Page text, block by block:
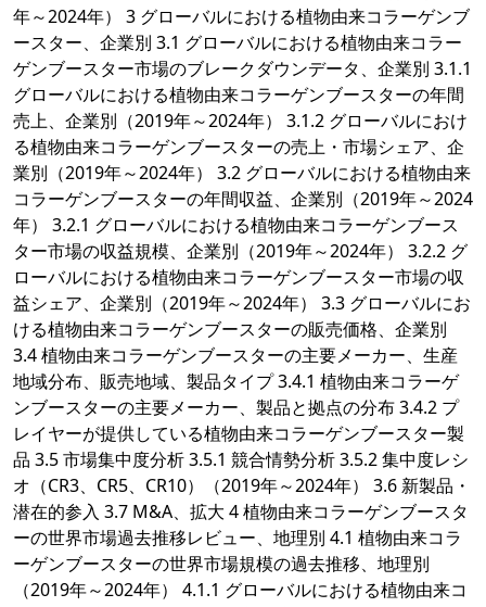
年～2024年） 3 グローバルにおける植物由来コラーゲンブ
ースター、企業別 3.1 グローバルにおける植物由来コラー
ゲンブースター市場のブレークダウンデータ、企業別 3.1.1
グローバルにおける植物由来コラーゲンブースターの年間
売上、企業別（2019年～2024年） 3.1.2 グローバルにおけ
る植物由来コラーゲンブースターの売上・市場シェア、企
業別（2019年～2024年） 3.2 グローバルにおける植物由来
コラーゲンブースターの年間収益、企業別（2019年～2024
年） 3.2.1 グローバルにおける植物由来コラーゲンブース
ター市場の収益規模、企業別（2019年～2024年） 3.2.2 グ
ローバルにおける植物由来コラーゲンブースター市場の収
益シェア、企業別（2019年～2024年） 3.3 グローバルにお
ける植物由来コラーゲンブースターの販売価格、企業別
3.4 植物由来コラーゲンブースターの主要メーカー、生産
地域分布、販売地域、製品タイプ 3.4.1 植物由来コラーゲ
ンブースターの主要メーカー、製品と拠点の分布 3.4.2 プ
レイヤーが提供している植物由来コラーゲンブースター製
品 3.5 市場集中度分析 3.5.1 競合情勢分析 3.5.2 集中度レシ
オ（CR3、CR5、CR10）（2019年～2024年） 3.6 新製品・
潜在的参入 3.7 M&A、拡大 4 植物由来コラーゲンブースタ
ーの世界市場過去推移レビュー、地理別 4.1 植物由来コラ
ーゲンブースターの世界市場規模の過去推移、地理別
（2019年～2024年） 4.1.1 グローバルにおける植物由来コ